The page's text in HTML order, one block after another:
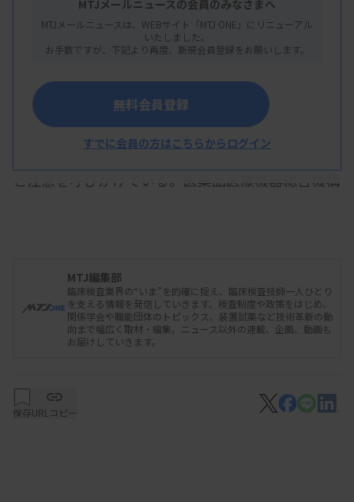
製薬大手のアストラゼネカは、自社の直接作用型
第Xa因子阻害剤中和剤「オンデキサ」について、
「ヘパリンの抗凝固作用を阻害する可能性がある」
と注意を呼びかけている。医薬品医療機器総合機構
承認上、同剤は「生命を脅かす出血または止血困
難な出血の発現時」に使用することになっており、
れも、緊急外科的処置の前の予防的投与で、適応外
MTJメールニュースの会員のみなさまへ
MTJメールニュースは、WEBサイト「MTJ ONE」にリニューアル
いたしました。
お手数ですが、下記より再度、新規会員登録をお願いします。
無料会員登録
すでに会員の方はこちらからログイン
MTJ編集部
臨床検査業界の“いま”を的確に捉え、臨床検査技師一人ひとり
を支える情報を発信していきます。検査制度や政策をはじめ、
関係学会や職能団体のトピックス、装置試薬など技術革新の動
向まで幅広く取材・編集。ニュース以外の連載、企画、動画も
お届けしていきます。
保存URLコピー